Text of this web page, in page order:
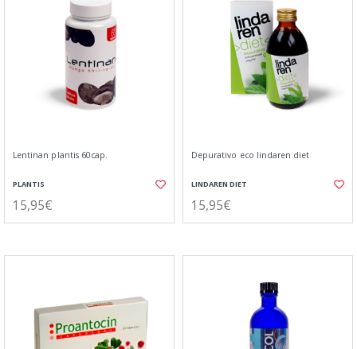
Lentinan plantis 60cap.
PLANTIS
15,95€
Depurativo eco lindaren diet
LINDAREN DIET
15,95€